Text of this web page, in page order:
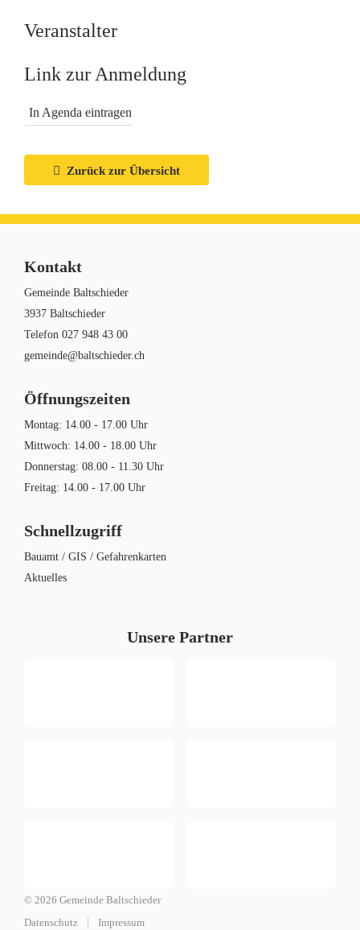
Veranstalter
Link zur Anmeldung
In Agenda eintragen
Zurück zur Übersicht
Kontakt
Gemeinde Baltschieder
3937 Baltschieder
Telefon 027 948 43 00
gemeinde@baltschieder.ch
Öffnungszeiten
Montag: 14.00 - 17.00 Uhr
Mittwoch: 14.00 - 18.00 Uhr
Donnerstag: 08.00 - 11.30 Uhr
Freitag: 14.00 - 17.00 Uhr
Schnellzugriff
Bauamt / GIS / Gefahrenkarten
Aktuelles
Unsere Partner
© 2026 Gemeinde Baltschieder
Datenschutz
Impressum